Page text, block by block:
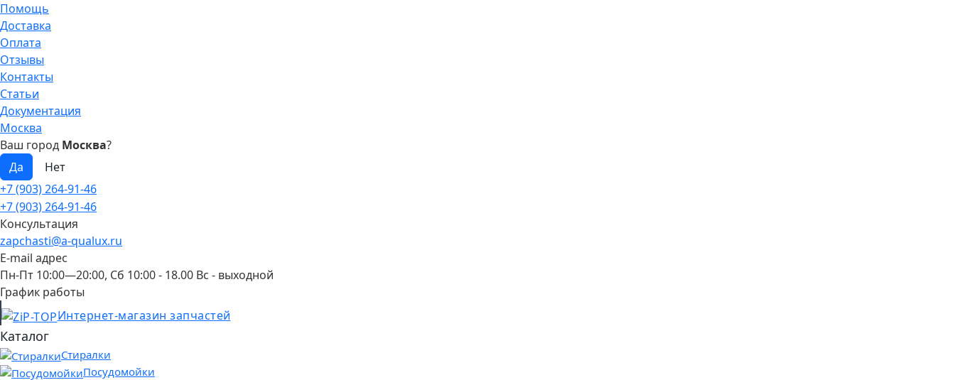
Помощь
Доставка
Оплата
Отзывы
Контакты
Статьи
Документация
Москва
Ваш город Москва?
+7 (903) 264-91-46
+7 (903) 264-91-46
Консультация
zapchasti@a-qualux.ru
E-mail адрес
Пн-Пт 10:00—20:00, Сб 10:00 - 18.00 Вс - выходной
График работы
Интернет-магазин запчастей
Каталог
Стиралки
Посудомойки